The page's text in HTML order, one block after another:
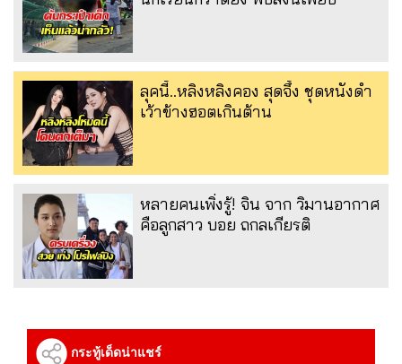
ลุคนี้..หลิงหลิงคอง สุดจึ้ง ชุดหนังดำ
เว้าข้างฮอตเกินต้าน
หลายคนเพิ่งรู้! จิน จาก วิมานอากาศ
คือลูกสาว บอย ถกลเกียรติ
กระทู้เด็ดน่าแชร์